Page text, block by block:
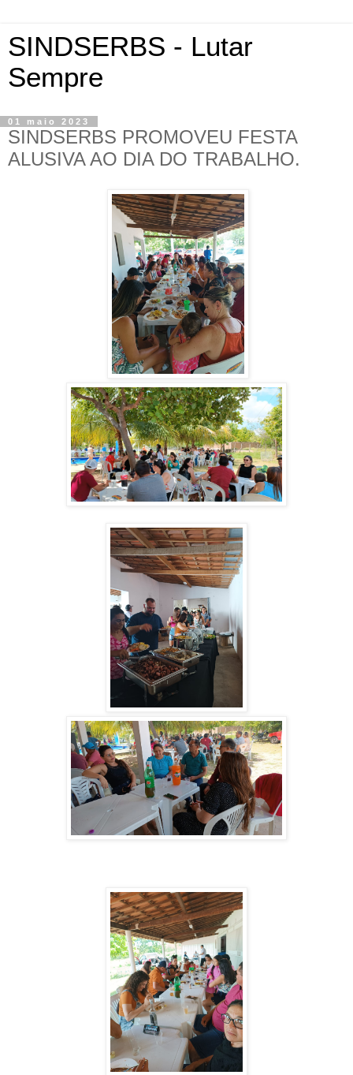
SINDSERBS - Lutar
Sempre
01 maio 2023
SINDSERBS PROMOVEU FESTA
ALUSIVA AO DIA DO TRABALHO.